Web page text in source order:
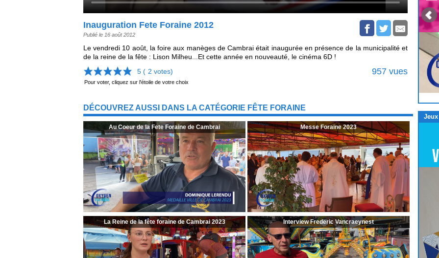
Inauguration Fete Foraine 2012
Publié le 16 août 2012
Le vendredi 10 août, la foire aux manèges de Cambrai était inaugurée en présence de la municipalité et
de la reine de la fête : Lison Milheu...Et cette année en nouveauté, le cinéma 6D !
5 ( 2 votes) 957 vues
Pour voter, cliquez sur l'étoile de votre choix
DÉCOUVREZ AUSSI DANS LA CATÉGORIE FÊTE FORAINE
Au Coeur de la Fete Foraine de Cambrai Messe Foraine 2023
La Reine de la fête foraine de Cambrai 2023 Interview Frederic Vancraeynest
Jeux